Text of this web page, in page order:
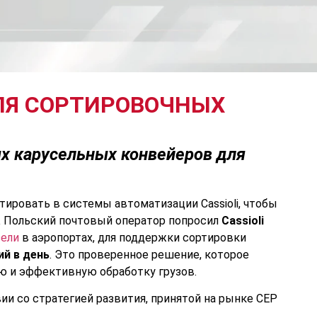
СОРТИРОВОЧНЫХ
карусельных конвейеров для
в системы автоматизации Cassioli, чтобы
почтовый оператор попросил Cassioli
в аэропортах, для поддержки сортировки
в день. Это проверенное решение, которое
и эффективную обработку грузов.
со стратегией развития, принятой на рынке CEP